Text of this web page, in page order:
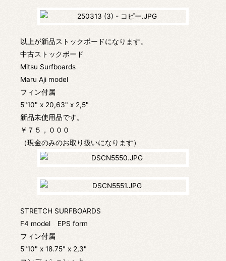
以上が新品ストックボードになります。
中古ストックボード
Mitsu Surfboards
Maru Aji model
フィン付属
5"10" x 20,63" x 2,5"
新品未使用品です。
￥７５，０００
（現金のみのお取り扱いになります）
STRETCH SURFBOARDS
F4 model EPS form
フィン付属
5"10" x 18.75" x 2,3"